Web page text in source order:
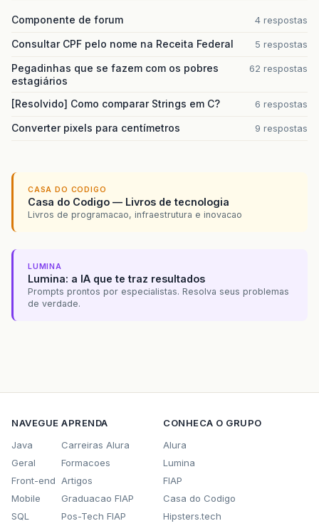
Componente de forum 4 respostas
Consultar CPF pelo nome na Receita Federal 5 respostas
Pegadinhas que se fazem com os pobres
estagiários
62 respostas
[Resolvido] Como comparar Strings em C? 6 respostas
Converter pixels para centímetros 9 respostas
CASA DO CODIGO
Casa do Codigo — Livros de tecnologia
Livros de programacao, infraestrutura e inovacao
LUMINA
Lumina: a IA que te traz resultados
Prompts prontos por especialistas. Resolva seus problemas
de verdade.
NAVEGUE
Java
Geral
Front-end
Mobile
SQL
APRENDA
Carreiras Alura
Formacoes
Artigos
Graduacao FIAP
Pos-Tech FIAP
CONHECA O GRUPO
Alura
Lumina
FIAP
Casa do Codigo
Hipsters.tech